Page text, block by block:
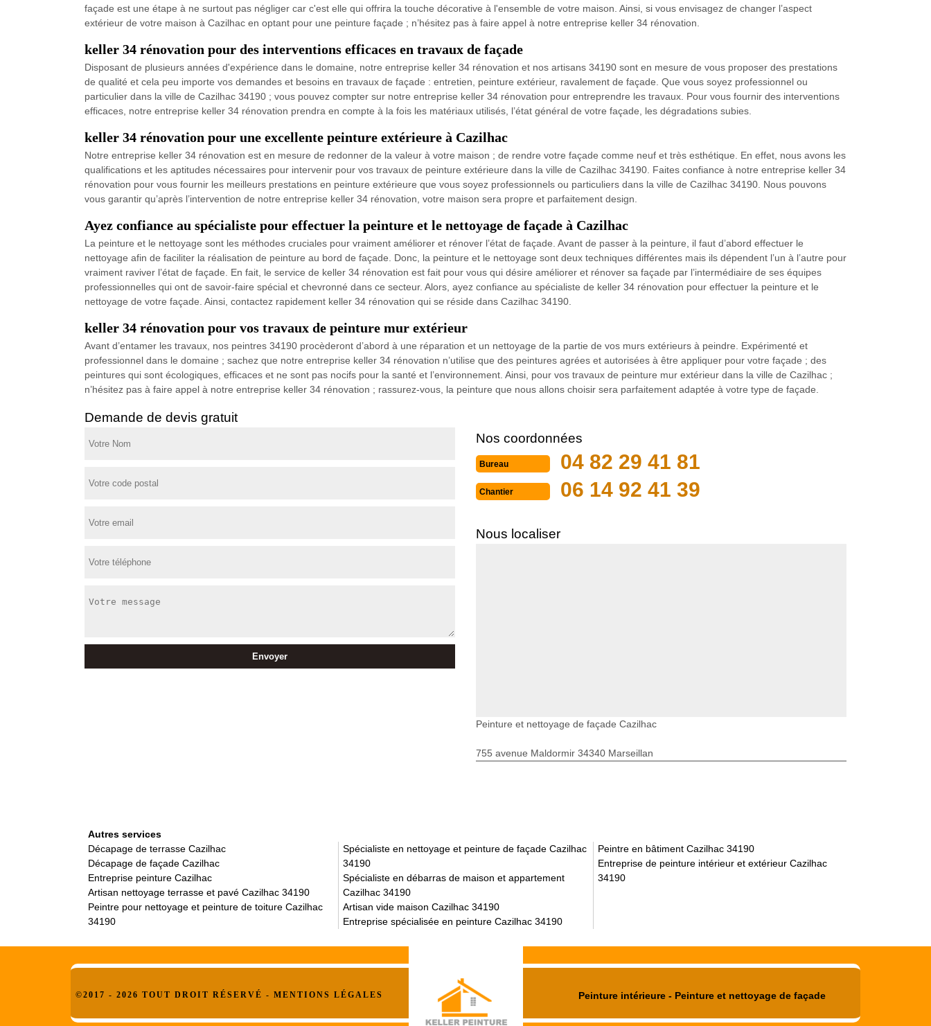
façade est une étape à ne surtout pas négliger car c'est elle qui offrira la touche décorative à l'ensemble de votre maison. Ainsi, si vous envisagez de changer l’aspect
extérieur de votre maison à Cazilhac en optant pour une peinture façade ; n’hésitez pas à faire appel à notre entreprise keller 34 rénovation.
keller 34 rénovation pour des interventions efficaces en travaux de façade
Disposant de plusieurs années d'expérience dans le domaine, notre entreprise keller 34 rénovation et nos artisans 34190 sont en mesure de vous proposer des prestations
de qualité et cela peu importe vos demandes et besoins en travaux de façade : entretien, peinture extérieur, ravalement de façade. Que vous soyez professionnel ou
particulier dans la ville de Cazilhac 34190 ; vous pouvez compter sur notre entreprise keller 34 rénovation pour entreprendre les travaux. Pour vous fournir des interventions
efficaces, notre entreprise keller 34 rénovation prendra en compte à la fois les matériaux utilisés, l’état général de votre façade, les dégradations subies.
keller 34 rénovation pour une excellente peinture extérieure à Cazilhac
Notre entreprise keller 34 rénovation est en mesure de redonner de la valeur à votre maison ; de rendre votre façade comme neuf et très esthétique. En effet, nous avons les
qualifications et les aptitudes nécessaires pour intervenir pour vos travaux de peinture extérieure dans la ville de Cazilhac 34190. Faites confiance à notre entreprise keller 34
rénovation pour vous fournir les meilleurs prestations en peinture extérieure que vous soyez professionnels ou particuliers dans la ville de Cazilhac 34190. Nous pouvons
vous garantir qu’après l’intervention de notre entreprise keller 34 rénovation, votre maison sera propre et parfaitement design.
Ayez confiance au spécialiste pour effectuer la peinture et le nettoyage de façade à Cazilhac
La peinture et le nettoyage sont les méthodes cruciales pour vraiment améliorer et rénover l’état de façade. Avant de passer à la peinture, il faut d’abord effectuer le
nettoyage afin de faciliter la réalisation de peinture au bord de façade. Donc, la peinture et le nettoyage sont deux techniques différentes mais ils dépendent l’un à l’autre pour
vraiment raviver l’état de façade. En fait, le service de keller 34 rénovation est fait pour vous qui désire améliorer et rénover sa façade par l’intermédiaire de ses équipes
professionnelles qui ont de savoir-faire spécial et chevronné dans ce secteur. Alors, ayez confiance au spécialiste de keller 34 rénovation pour effectuer la peinture et le
nettoyage de votre façade. Ainsi, contactez rapidement keller 34 rénovation qui se réside dans Cazilhac 34190.
keller 34 rénovation pour vos travaux de peinture mur extérieur
Avant d’entamer les travaux, nos peintres 34190 procèderont d’abord à une réparation et un nettoyage de la partie de vos murs extérieurs à peindre. Expérimenté et
professionnel dans le domaine ; sachez que notre entreprise keller 34 rénovation n’utilise que des peintures agrées et autorisées à être appliquer pour votre façade ; des
peintures qui sont écologiques, efficaces et ne sont pas nocifs pour la santé et l’environnement. Ainsi, pour vos travaux de peinture mur extérieur dans la ville de Cazilhac ;
n’hésitez pas à faire appel à notre entreprise keller 34 rénovation ; rassurez-vous, la peinture que nous allons choisir sera parfaitement adaptée à votre type de façade.
Demande de devis gratuit
Nos coordonnées
Bureau 04 82 29 41 81
Chantier 06 14 92 41 39
Nous localiser
Peinture et nettoyage de façade Cazilhac
755 avenue Maldormir 34340 Marseillan
Autres services
Décapage de terrasse Cazilhac
Décapage de façade Cazilhac
Entreprise peinture Cazilhac
Artisan nettoyage terrasse et pavé Cazilhac 34190
Peintre pour nettoyage et peinture de toiture Cazilhac
34190
Spécialiste en nettoyage et peinture de façade Cazilhac
34190
Spécialiste en débarras de maison et appartement
Cazilhac 34190
Artisan vide maison Cazilhac 34190
Entreprise spécialisée en peinture Cazilhac 34190
Peintre en bâtiment Cazilhac 34190
Entreprise de peinture intérieur et extérieur Cazilhac
34190
©2017 - 2026 TOUT DROIT RÉSERVÉ - MENTIONS LÉGALES Peinture intérieure - Peinture et nettoyage de façade